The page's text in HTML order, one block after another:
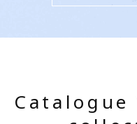
Catalogue